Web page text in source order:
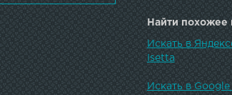
Найти похожее
Искать в
Isetta
Искать в